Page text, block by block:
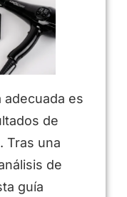
adecuada es
de
Tras una
de
guía